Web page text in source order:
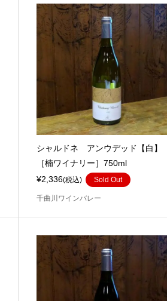
シャルドネ アンウデッド【白】
［楠ワイナリー］750ml
¥2,336(税込) Sold Out
千曲川ワインバレー